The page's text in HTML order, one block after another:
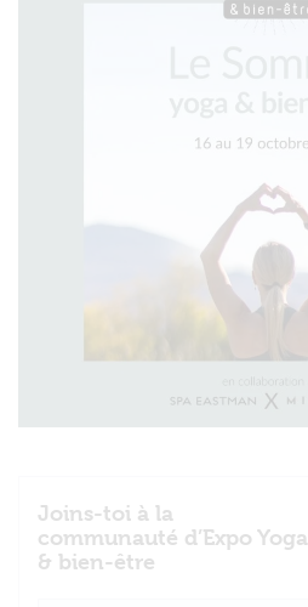
Joins-toi à la
communauté d’Expo Yoga
& bien-être